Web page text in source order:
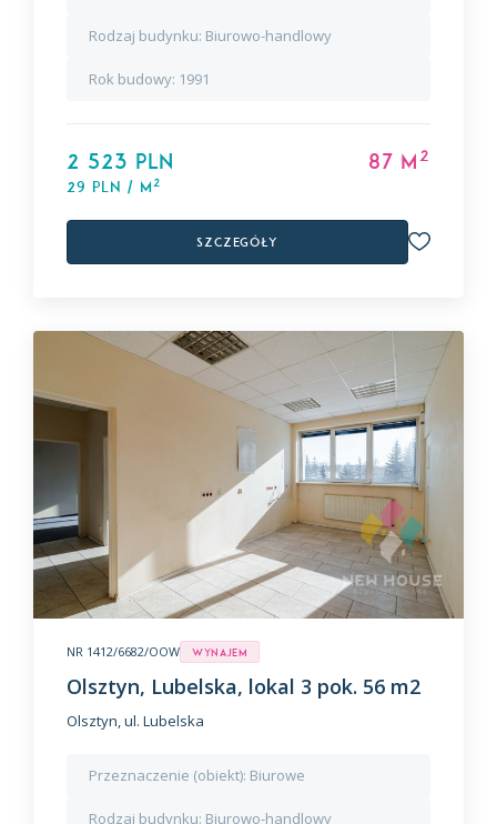
Rodzaj budynku: Biurowo-handlowy
Rok budowy: 1991
2 523 PLN
29 PLN / m2
87 m 2
Szczegóły
NR 1412/6682/OOW Wynajem
Olsztyn, Lubelska, lokal 3 pok. 56 m2
Olsztyn, ul. Lubelska
Przeznaczenie (obiekt): Biurowe
Rodzaj budynku: Biurowo-handlowy